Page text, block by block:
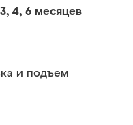
4, 6 месяцев
и подъем